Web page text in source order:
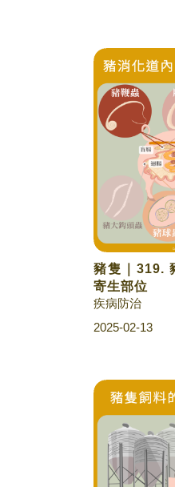
豬隻｜319.
寄生部位
疾病防治
2025-02-13